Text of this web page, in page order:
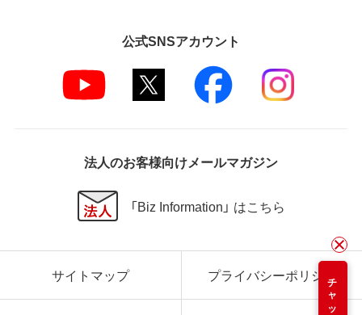
チャット
公式SNSアカウント
法人のお客様向けメールマガジン
「Biz Information」 はこちら
サイトマップ プライバシーポリシー